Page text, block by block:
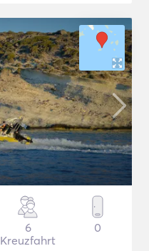
6
Kreuzfahrt
0